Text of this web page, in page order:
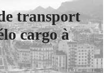
transport
cargo à